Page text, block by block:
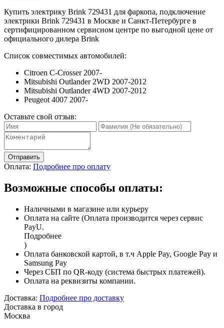
Купить электрику Brink 729431 для фаркопа, подключение
электрики Brink 729431 в Москве и Санкт-Петербурге в
сертифицированном сервисном центре по выгодной цене от
официального дилера Brink
Список совместимых автомобилей:
Citroen C-Crosser 2007-
Mitsubishi Outlander 2WD 2007-2012
Mitsubishi Outlander 4WD 2007-2012
Peugeot 4007 2007-
Оставьте свой отзыв:
Отправить
Оплата: Подробнее про оплату
Возможные способы оплаты:
Наличными в магазине или курьеру
Оплата на сайте (Оплата производится через сервис
PayU.
Подробнее
)
Оплата банковской картой, в т.ч Apple Pay, Google Pay и
Samsung Pay
Через СБП по QR-коду (система быстрых платежей).
Оплата на реквизиты компании.
Доставка: Подробнее про доставку
Доставка в город
Москва